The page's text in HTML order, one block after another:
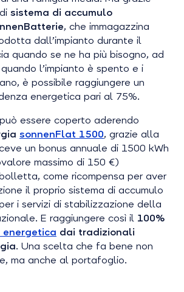
sistema di accumulo
, che immagazzina
dall’impianto durante il
quando se ne ha più bisogno, ad
l’impianto è spento e i
è possibile raggiungere un
energetica pari al 75%.
essere coperto aderendo
sonnenFlat 1500, grazie alla
un bonus annuale di 1500 kWh
massimo di 150 €)
come ricompensa per aver
il proprio sistema di accumulo
i servizi di stabilizzazione della
E raggiungere così il 100%
energetica dai tradizionali
. Una scelta che fa bene non
ma anche al portafoglio.